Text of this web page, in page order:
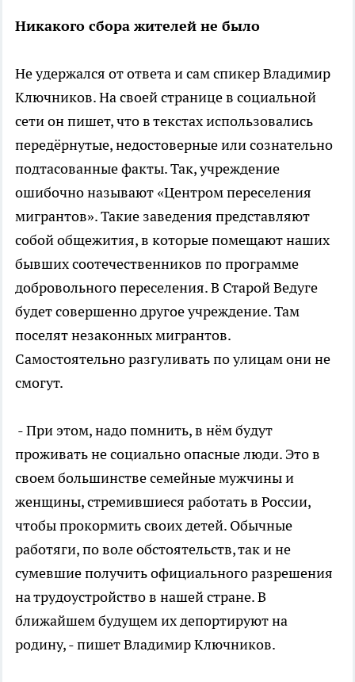
Никакого сбора жителей не было
Не удержался от ответа и сам спикер Владимир
Ключников. На своей странице в социальной
сети он пишет, что в текстах использовались
передёрнутые, недостоверные или сознательно
подтасованные факты. Так, учреждение
ошибочно называют «Центром переселения
мигрантов». Такие заведения представляют
собой общежития, в которые помещают наших
бывших соотечественников по программе
добровольного переселения. В Старой Ведуге
будет совершенно другое учреждение. Там
поселят незаконных мигрантов.
Самостоятельно разгуливать по улицам они не
смогут.
- При этом, надо помнить, в нём будут
проживать не социально опасные люди. Это в
своем большинстве семейные мужчины и
женщины, стремившиеся работать в России,
чтобы прокормить своих детей. Обычные
работяги, по воле обстоятельств, так и не
сумевшие получить официального разрешения
на трудоустройство в нашей стране. В
ближайшем будущем их депортируют на
родину, - пишет Владимир Ключников.